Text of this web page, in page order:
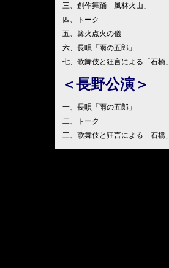
三、創作舞踊「風林火山」
四、トーク
五、篝火点火の儀
六、長唄「雨の五郎」
七、歌舞伎と狂言による「石橋」
＜長野公演＞
一、長唄「雨の五郎」
二、トーク
三、歌舞伎と狂言による「石橋」